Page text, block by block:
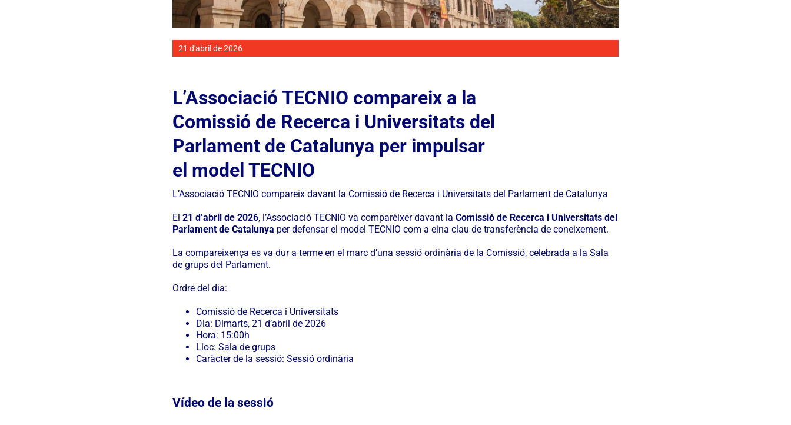
21 d'abril de 2026
L’Associació TECNIO compareix a la
Comissió de Recerca i Universitats del
Parlament de Catalunya per impulsar
el model TECNIO
L’Associació TECNIO compareix davant la Comissió de Recerca i Universitats del Parlament de Catalunya
El21 d’abril de 2026, l’Associació TECNIO va comparèixer davant laComissió de Recerca i Universitats del
Parlament de Catalunya per defensar el model TECNIO com a eina clau de transferència de coneixement.
La compareixença es va dur a terme en el marc d’una sessió ordinària de la Comissió, celebrada a la Sala
de grups del Parlament.
Ordre del dia:
Comissió de Recerca i Universitats
Dia: Dimarts, 21 d’abril de 2026
Hora: 15:00h
Lloc: Sala de grups
Caràcter de la sessió: Sessió ordinària
Vídeo de la sessió